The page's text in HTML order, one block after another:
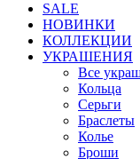
SALE
НОВИНКИ
КОЛЛЕКЦИИ
УКРАШЕНИЯ
Все
Кольца
Серьги
Браслеты
Колье
Броши